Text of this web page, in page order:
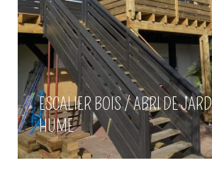
ESCALIER BOIS / ABRI DE
HUME